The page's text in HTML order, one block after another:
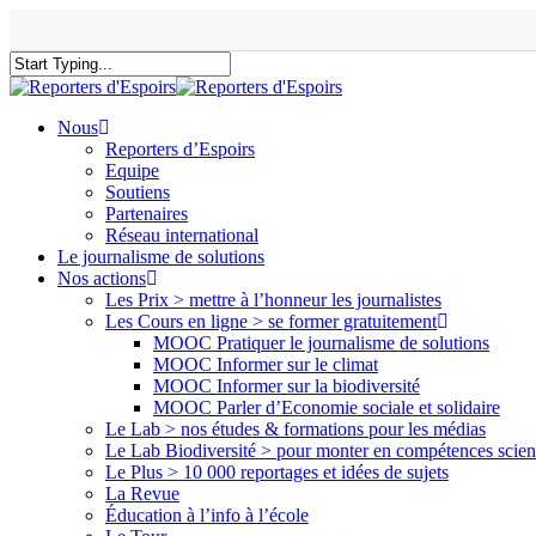
main
content
Close
search
Menu
Nous
Reporters d’Espoirs
Equipe
Soutiens
Partenaires
Réseau international
Le journalisme de solutions
Nos actions
Les Prix > mettre à l’honneur les journalistes
Les Cours en ligne > se former gratuitement
MOOC Pratiquer le journalisme de solutions
MOOC Informer sur le climat
MOOC Informer sur la biodiversité
MOOC Parler d’Economie sociale et solidaire
Le Lab > nos études & formations pour les médias
Le Lab Biodiversité > pour monter en compétences
Le Plus > 10 000 reportages et idées de sujets
La Revue
Éducation à l’info à l’école